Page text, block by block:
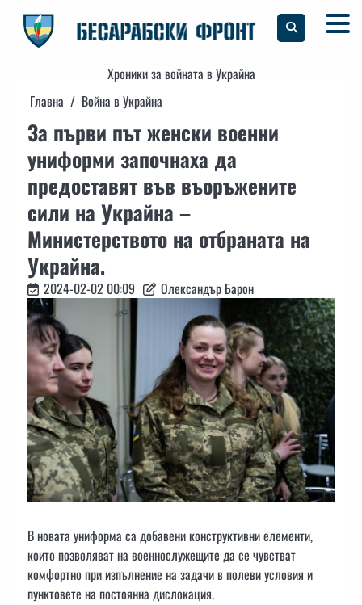
content
Хроники за войната в Украйна
Главна
Война в Украйна
За първи път женски военни
униформи започнаха да
предоставят във въоръжените
сили на Украйна –
Министерството на отбраната на
Украйна.
2024-02-02 00:09 Олександър Барон
В новата униформа са добавени конструктивни елементи,
които позволяват на военнослужещите да се чувстват
комфортно при изпълнение на задачи в полеви условия и
пунктовете на постоянна дислокация.